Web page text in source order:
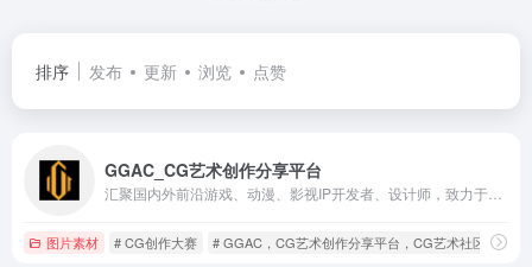
排序 发布 更新 浏览 点赞
GGAC_CG艺术创作分享平台
图片素材 # CG创作大赛 # GGAC，CG艺术创作分享平台，CG艺术社区 # 全